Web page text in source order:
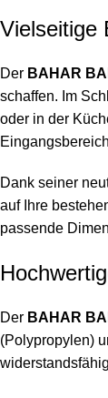
Vielseitige
Der BAHAR
schaffen. Im
oder in der
Dank seiner
auf Ihre
passende
Der BAHAR
(Polypropylen)